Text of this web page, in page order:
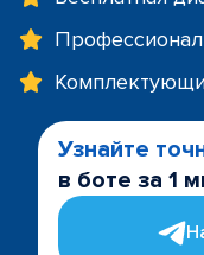
Узнайте
в боте за 1